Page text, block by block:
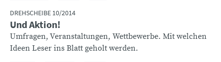
DREHSCHEIBE 10/2014
Und Aktion!
Umfragen, Veranstaltungen, Wettbewerbe. Mit welchen
Ideen Leser ins Blatt geholt werden.